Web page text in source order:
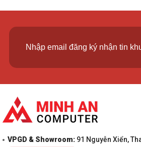
Máy chơi game Nintendo Switch
online ở những trận đấu đầy cam go
Switch Online membership.
VPGD & Showroom: 91 Nguyễn Xiển,